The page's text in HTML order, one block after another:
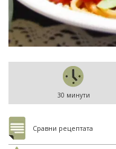
30 минути
Сравни рецептата